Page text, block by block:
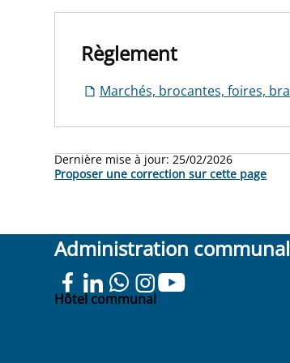
Règlement
Marchés, brocantes, foires,
Dernière mise à jour:25/02/2026
Proposer une correction sur cette page
Administration
Hôtel communal